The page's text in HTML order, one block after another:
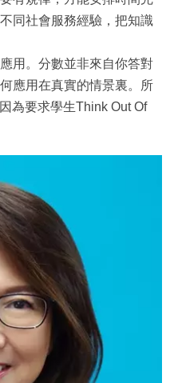
同社會服務經驗，把知識
用。分數並非來自你答對
應用在真實的情景裏。所
為要求學生Think Out Of